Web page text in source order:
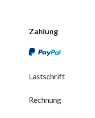
Zahlung
Lastschrift
Rechnung